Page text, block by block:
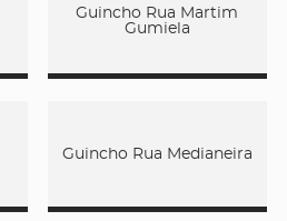
Guincho Rua Martim
Gumiela
Guincho Rua Medianeira